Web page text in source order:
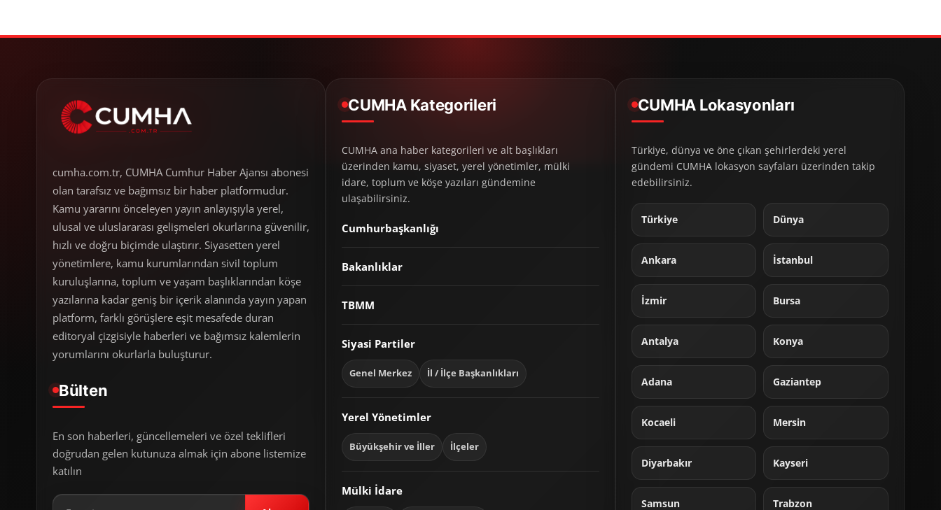
cumha.com.tr, CUMHA Cumhur Haber Ajansı abonesi
olan tarafsız ve bağımsız bir haber platformudur.
Kamu yararını önceleyen yayın anlayışıyla yerel,
ulusal ve uluslararası gelişmeleri okurlarına güvenilir,
hızlı ve doğru biçimde ulaştırır. Siyasetten yerel
yönetimlere, kamu kurumlarından sivil toplum
kuruluşlarına, toplum ve yaşam başlıklarından köşe
yazılarına kadar geniş bir içerik alanında yayın yapan
platform, farklı görüşlere eşit mesafede duran
editoryal çizgisiyle haberleri ve bağımsız kalemlerin
yorumlarını okurlarla buluşturur.
Bülten
En son haberleri, güncellemeleri ve özel teklifleri
doğrudan gelen kutunuza almak için abone listemize
katılın
CUMHA Kategorileri
CUMHA ana haber kategorileri ve alt başlıkları
üzerinden kamu, siyaset, yerel yönetimler, mülki
idare, toplum ve köşe yazıları gündemine
ulaşabilirsiniz.
Cumhurbaşkanlığı
Bakanlıklar
TBMM
Siyasi Partiler
Genel Merkez İl / İlçe Başkanlıkları
Yerel Yönetimler
Büyükşehir ve İller İlçeler
Mülki İdare
CUMHA Lokasyonları
Türkiye, dünya ve öne çıkan şehirlerdeki yerel
gündemi CUMHA lokasyon sayfaları üzerinden takip
edebilirsiniz.
Türkiye Dünya
Ankara İstanbul
İzmir Bursa
Antalya Konya
Adana Gaziantep
Kocaeli Mersin
Diyarbakır Kayseri
Samsun Trabzon